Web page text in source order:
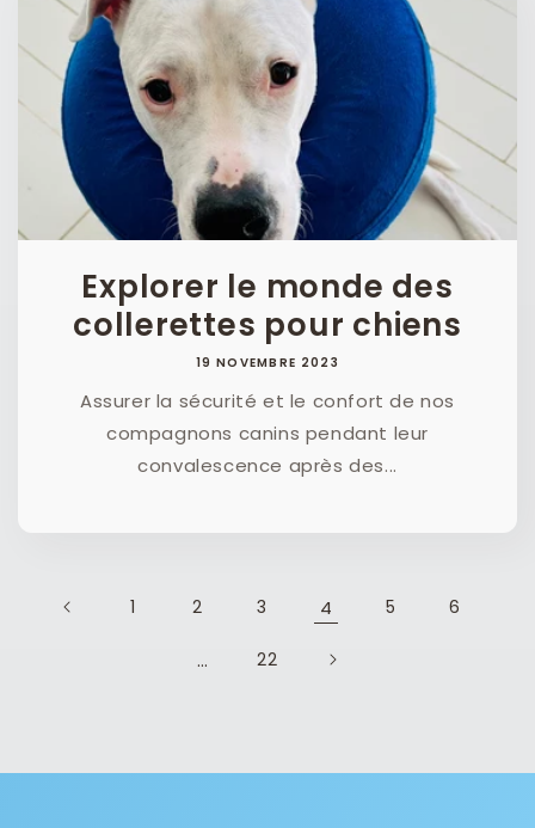
Explorer le monde des
collerettes pour chiens
19 NOVEMBRE 2023
Assurer la sécurité et le confort de nos
compagnons canins pendant leur
convalescence après des...
1 2 3 4 5 6
… 22